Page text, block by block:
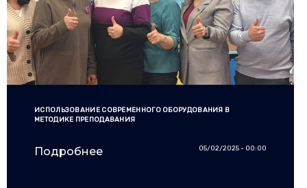
ИСПОЛЬЗОВАНИЕ СОВРЕМЕННОГО ОБОРУДОВАНИЯ В
МЕТОДИКЕ ПРЕПОДАВАНИЯ
Подробнее 05/02/2025 - 00:00